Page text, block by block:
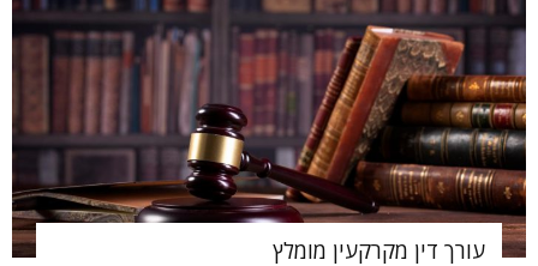
עורך דין מקרקעין מומלץ